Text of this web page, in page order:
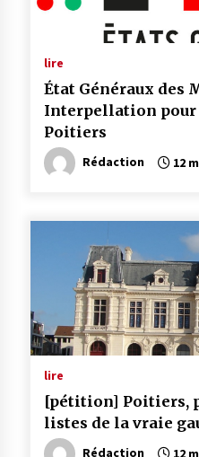
lire
État Généraux des
Interpellation pour
Poitiers
Rédaction 12
lire
[pétition] Poitiers,
listes de la vraie
Rédaction 12